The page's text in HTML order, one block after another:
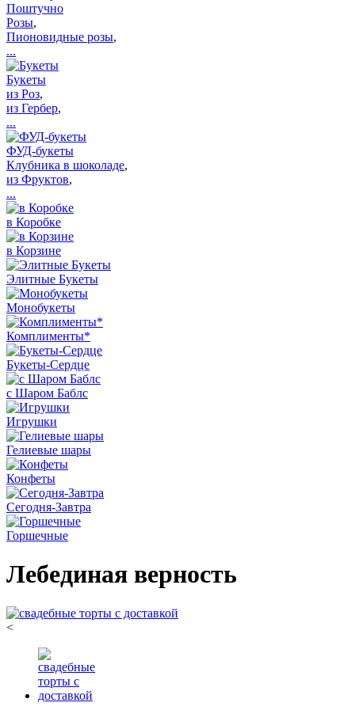
Поштучно
Розы,
Пионовидные розы,
...
Букеты
из Роз,
из Гербер,
...
ФУД-букеты
Клубника в шоколаде,
из Фруктов,
...
в Коробке
в Корзине
Элитные Букеты
Монобукеты
Комплименты*
Букеты-Сердце
с Шаром Баблс
Игрушки
Гелиевые шары
Конфеты
Сегодня-Завтра
Горшечные
Лебединая верность
<